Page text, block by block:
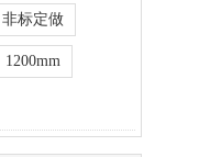
非标定做
1200mm